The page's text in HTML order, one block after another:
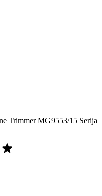
Trimmer MG9553/15 Serija